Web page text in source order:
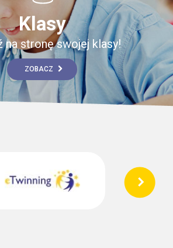
Klasy
na stronę swojej klasy!
ZOBACZ